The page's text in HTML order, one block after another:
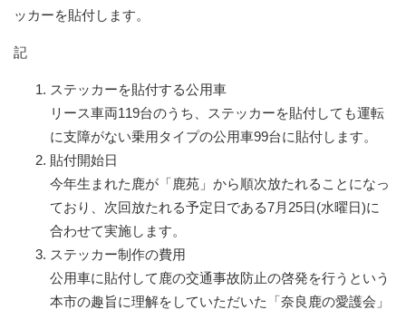
ッカーを貼付します。
記
ステッカーを貼付する公用車
リース車両119台のうち、ステッカーを貼付しても運転
に支障がない乗用タイプの公用車99台に貼付します。
貼付開始日
今年生まれた鹿が「鹿苑」から順次放たれることになっ
ており、次回放たれる予定日である7月25日(水曜日)に
合わせて実施します。
ステッカー制作の費用
公用車に貼付して鹿の交通事故防止の啓発を行うという
本市の趣旨に理解をしていただいた「奈良鹿の愛護会」